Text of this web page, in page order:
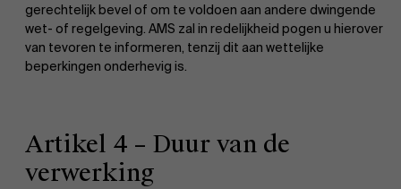
Werken bij AMS
gerechtelijk bevel of om te voldoen aan andere dwingende
wet- of regelgeving. AMS zal in redelijkheid pogen u hierover
van tevoren te informeren, tenzij dit aan wettelijke
beperkingen onderhevig is.
Artikel 4 – Duur van de
verwerking